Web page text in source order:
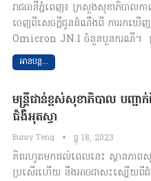
រាជធានីភ្នំពេញ៖​​ ក្រសួងសុខាភិបាលក
ចេញពីសេចក្តីជូនដំណឹងពី ការរកឃើញ
Omicron JN.1 ចំនួនបួនករណី។
អានបន្ត...
មន្រ្តីជាន់ខ្ពស់សុខាភិបាល បញ្ជា
ជំងឺអុតស្វា
Bunry Teng ធ្នូ 18, 2023
គិតរហូតមកដល់ពេលនេះ ស្ថានភាពសុ
ប្រសើរហើយ នឹងអាចជាសះស្បើយ​ពីជំ